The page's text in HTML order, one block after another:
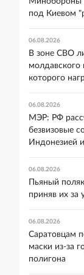
под Киевом
06.08.2026
В зоне СВО
молдавского
которого
06.08.2026
МЭР: РФ
безвизовые
Индонезией
06.08.2026
Пьяный
приняв их за
06.08.2026
Саратовцам
маски из-за
полигона